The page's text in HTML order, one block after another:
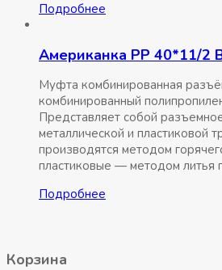
32*1
(60/15)
VALFEX
Подробнее
Американка РР 40*11/2
Муфта комбинированная
комбинированный
Представляет собой
металлической и пластиковой
производятся методом
пластиковые — методом литья
Подробнее
Корзина